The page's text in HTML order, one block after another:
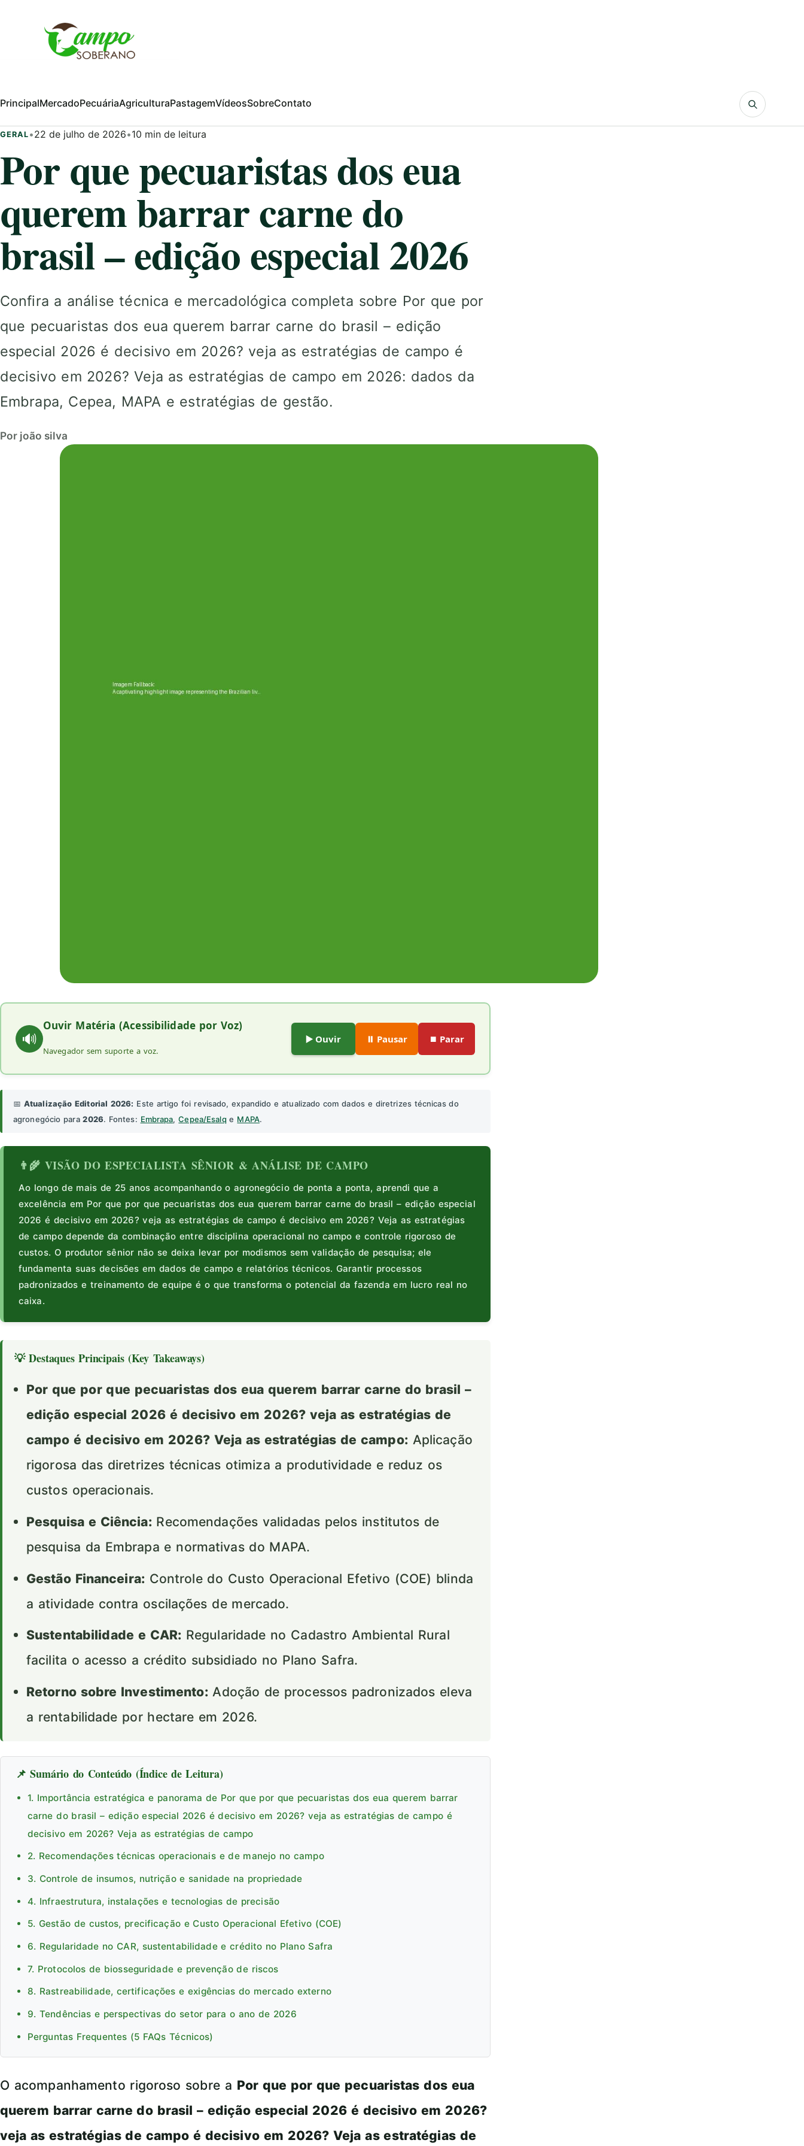
PrincipalMercadoPecuáriaAgriculturaPastagemVídeosSobreContato
GERAL •22 de julho de 2026•10 min de leitura
Por que pecuaristas dos eua
querem barrar carne do
brasil – edição especial 2026
Confira a análise técnica e mercadológica completa sobre Por que por
que pecuaristas dos eua querem barrar carne do brasil – edição
especial 2026 é decisivo em 2026? veja as estratégias de campo é
decisivo em 2026? Veja as estratégias de campo em 2026: dados da
Embrapa, Cepea, MAPA e estratégias de gestão.
Por joão silva
🔊
Ouvir Matéria (Acessibilidade por Voz)
Navegador sem suporte a voz.
▶️ Ouvir ⏸️ Pausar ⏹️ Parar
📅 Atualização Editorial 2026: Este artigo foi revisado, expandido e atualizado com dados e diretrizes técnicas do
agronegócio para2026. Fontes: Embrapa,Cepea/Esalq e MAPA.
👨‍🌾 VISÃO DO ESPECIALISTA SÊNIOR & ANÁLISE DE CAMPO
Ao longo de mais de 25 anos acompanhando o agronegócio de ponta a ponta, aprendi que a
excelência em Por que por que pecuaristas dos eua querem barrar carne do brasil – edição especial
2026 é decisivo em 2026? veja as estratégias de campo é decisivo em 2026? Veja as estratégias
de campo depende da combinação entre disciplina operacional no campo e controle rigoroso de
custos. O produtor sênior não se deixa levar por modismos sem validação de pesquisa; ele
fundamenta suas decisões em dados de campo e relatórios técnicos. Garantir processos
padronizados e treinamento de equipe é o que transforma o potencial da fazenda em lucro real no
caixa.
💡 Destaques Principais (Key Takeaways)
Por que por que pecuaristas dos eua querem barrar carne do brasil –
edição especial 2026 é decisivo em 2026? veja as estratégias de
campo é decisivo em 2026? Veja as estratégias de campo:Aplicação
rigorosa das diretrizes técnicas otimiza a produtividade e reduz os
custos operacionais.
Pesquisa e Ciência:Recomendações validadas pelos institutos de
pesquisa da Embrapa e normativas do MAPA.
Gestão Financeira:Controle do Custo Operacional Efetivo (COE) blinda
a atividade contra oscilações de mercado.
Sustentabilidade e CAR: Regularidade no Cadastro Ambiental Rural
facilita o acesso a crédito subsidiado no Plano Safra.
Retorno sobre Investimento:Adoção de processos padronizados eleva
a rentabilidade por hectare em 2026.
📌 Sumário do Conteúdo (Índice de Leitura)
1. Importância estratégica e panorama de Por que por que pecuaristas dos eua querem barrar
carne do brasil – edição especial 2026 é decisivo em 2026? veja as estratégias de campo é
decisivo em 2026? Veja as estratégias de campo
2. Recomendações técnicas operacionais e de manejo no campo
3. Controle de insumos, nutrição e sanidade na propriedade
4. Infraestrutura, instalações e tecnologias de precisão
5. Gestão de custos, precificação e Custo Operacional Efetivo (COE)
6. Regularidade no CAR, sustentabilidade e crédito no Plano Safra
7. Protocolos de biosseguridade e prevenção de riscos
8. Rastreabilidade, certificações e exigências do mercado externo
9. Tendências e perspectivas do setor para o ano de 2026
Perguntas Frequentes (5 FAQs Técnicos)
O acompanhamento rigoroso sobre a Por que por que pecuaristas dos eua
querem barrar carne do brasil – edição especial 2026 é decisivo em 2026?
veja as estratégias de campo é decisivo em 2026? Veja as estratégias de